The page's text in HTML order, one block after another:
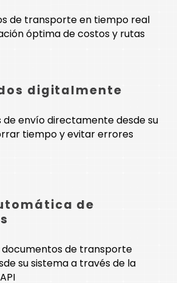
de transporte en tiempo real
óptima de costos y rutas
digitalmente
de envío directamente desde su
tiempo y evitar errores
de
documentos de transporte
su sistema a través de la